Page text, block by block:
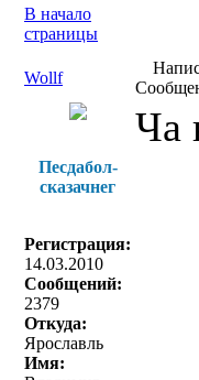
В начало
страницы
Wollf
Песдабол-
сказачнег
Регистрация:
14.03.2010
Сообщений:
2379
Откуда:
Ярославль
Имя:
Ча